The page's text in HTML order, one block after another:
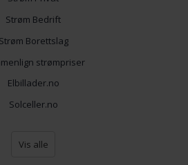
Strøm Bedrift
Strøm Borettslag
strømpriser
Elbillader.no
Solceller.no
Vis alle